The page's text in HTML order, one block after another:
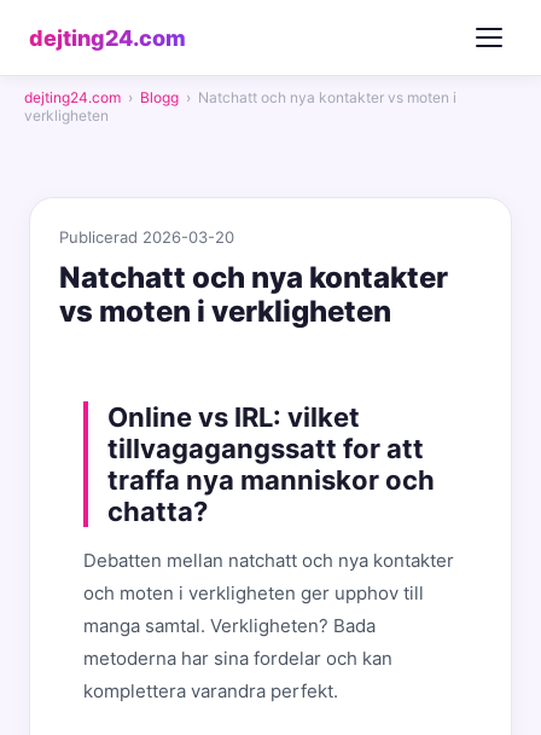
dejting24.com
dejting24.com › Blogg › Natchatt och nya kontakter vs moten i
verkligheten
Publicerad 2026-03-20
Natchatt och nya kontakter
vs moten i verkligheten
Online vs IRL: vilket
tillvagagangssatt for att
traffa nya manniskor och
chatta?
Debatten mellan natchatt och nya kontakter
och moten i verkligheten ger upphov till
manga samtal. Verkligheten? Bada
metoderna har sina fordelar och kan
komplettera varandra perfekt.